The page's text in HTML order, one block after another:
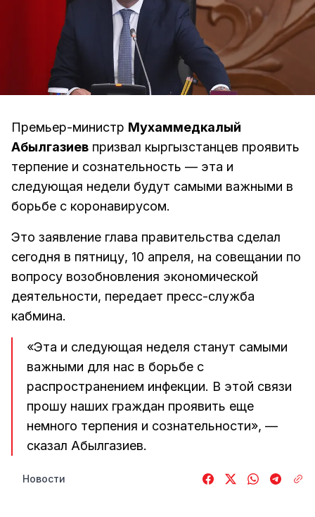
Премьер-министр Мухаммедкалый
Абылгазиев призвал кыргызстанцев проявить
терпение и сознательность — эта и
следующая недели будут самыми важными в
борьбе с коронавирусом.
Это заявление глава правительства сделал
сегодня в пятницу, 10 апреля, на совещании по
вопросу возобновления экономической
деятельности, передает пресс-служба
кабмина.
«Эта и следующая неделя станут самыми
важными для нас в борьбе с
распространением инфекции. В этой связи
прошу наших граждан проявить еще
немного терпения и сознательности», —
сказал Абылгазиев.
Новости